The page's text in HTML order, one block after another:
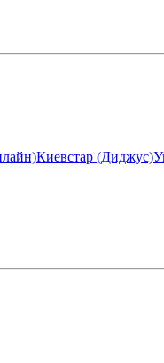
Киевстар (Диджус)